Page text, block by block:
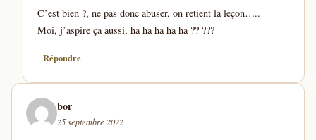
C’est bien ?, ne pas donc abuser, on retient la leçon…..
Moi, j’aspire ça aussi, ha ha ha ha ha ?? ???
Répondre
bor
25 septembre 2022